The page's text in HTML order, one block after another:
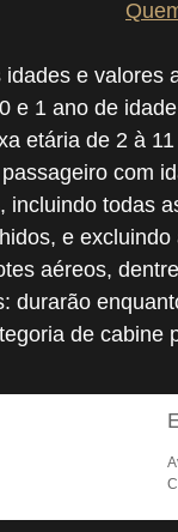
e valores
e 1 ano de
etária de 2 à
com
incluindo todas
e
aéreos,
durarão
de cabine